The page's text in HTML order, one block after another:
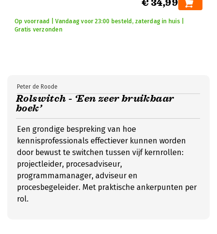
€ 34,99
Op voorraad | Vandaag voor 23:00 besteld, zaterdag in huis |
Gratis verzonden
Rolswitch - ‘Een zeer bruikbaar
boek’
Peter de Roode
Een grondige bespreking van hoe
kennisprofessionals effectiever kunnen worden
door bewust te switchen tussen vijf kernrollen:
projectleider, procesadviseur,
programmamanager, adviseur en
procesbegeleider. Met praktische ankerpunten per
rol.